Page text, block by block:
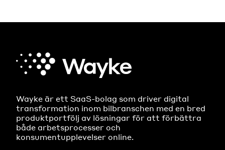
Wayke är ett SaaS-bolag som driver digital
transformation inom bilbranschen med en bred
produktportfölj av lösningar för att förbättra
både arbetsprocesser och
konsumentupplevelser online.